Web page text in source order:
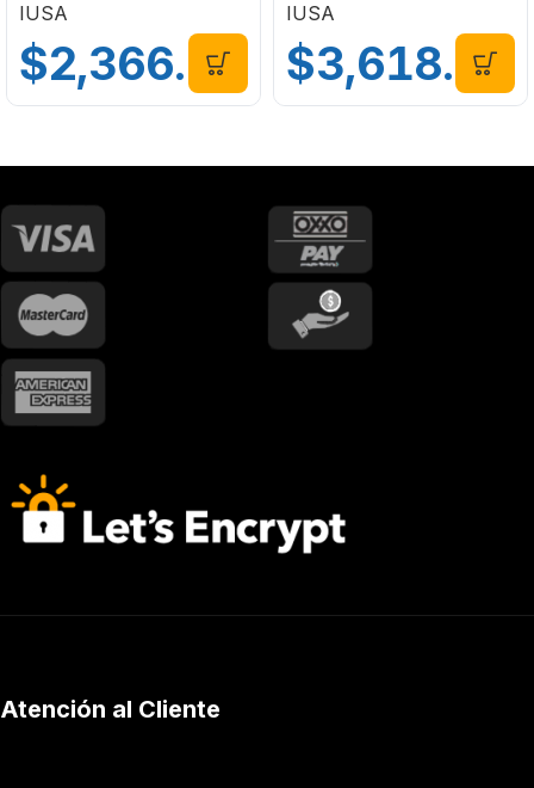
IUSA
$2,366.00
IUSA
$3,618.00
Atención al Cliente